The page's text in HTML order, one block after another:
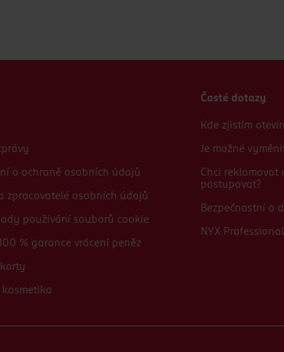
o ochraně osobních údajů
zpracovatelé osobních údajů
používání souborů cookie
% garance vrácení peněz
kosmetika
Časté dotazy
Kde zjistím
Je možné
Chci reklamovat
postupovat?
Bezpečnostní a
NYX